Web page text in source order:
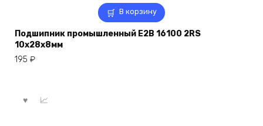
В корзину
Подшипник промышленный E2B 16100 2RS
10x28x8мм
195 ₽